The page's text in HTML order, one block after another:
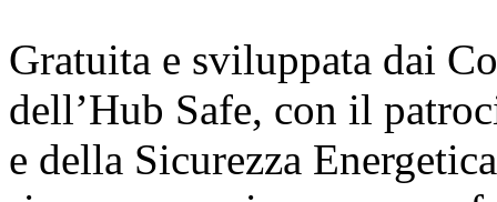
Gratuita e sviluppata dai
dell’Hub Safe, con il
e della Sicurezza